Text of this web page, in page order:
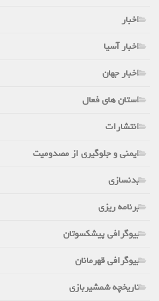
اخبار
اخبار آسیا
اخبار جهان
استان های فعال
انتشارات
ایمنی و جلوگیری از مصدومیت
بدنسازی
برنامه ریزی
بیوگرافی پیشکسوتان
بیوگرافی قهرمانان
تاریخچه شمشیربازی